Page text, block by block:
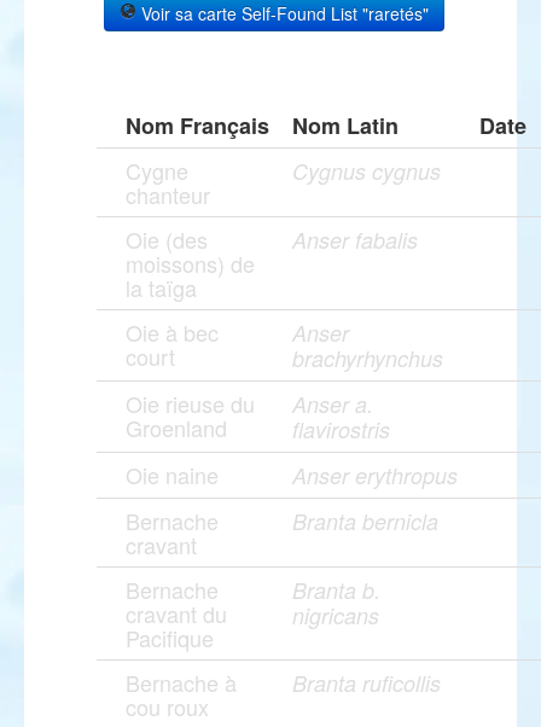
Voir sa carte Self-Found List "raretés"
Nom Français Nom Latin
Date
Cygne
chanteur
Cygnus cygnus
Oie (des
moissons) de
la taïga
Anser fabalis
Oie à bec
court
Anser
brachyrhynchus
Oie rieuse du
Groenland
Anser a.
flavirostris
Oie naine Anser erythropus
Bernache
cravant
Branta bernicla
Bernache
cravant du
Pacifique
Branta b.
nigricans
Bernache à
cou roux
Branta ruficollis